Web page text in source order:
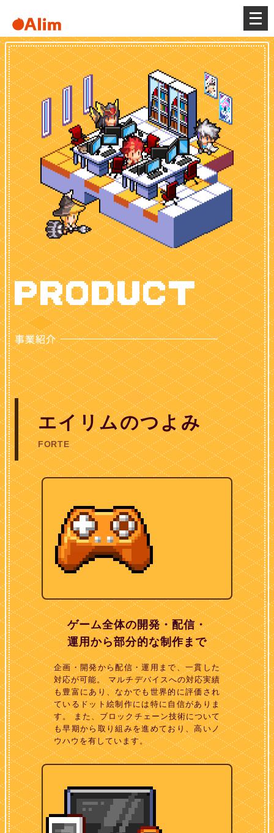
メ
ニ
ュ
ー
を
開
く
エイリムのつよみ
FORTE
ゲーム全体の開発・配信・
運用から部分的な制作まで
企画・開発から配信・運用まで、一貫した
対応が可能。 マルチデバイスへの対応実績
も豊富にあり、なかでも世界的に評価され
ているドット絵制作には特に自信がありま
す。 また、ブロックチェーン技術について
も早期から取り組みを進めており、高いノ
ウハウを有しています。